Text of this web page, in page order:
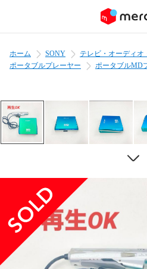
ホーム SONY テレビ・オーディオ
ポータブルプレーヤー
ポータブルMD